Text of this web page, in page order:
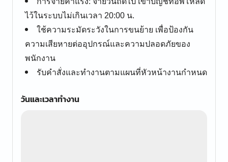
ไว้ในระบบไม่เกินเวลา 20:00 น.
ใช้ความระมัดระวังในการขนย้าย เพื่อป้องกัน
ความเสียหายต่ออุปกรณ์และความปลอดภัยของ
พนักงาน
รับคำสั่งและทำงานตามแผนที่หัวหน้างานกำหนด
วันและเวลาทำงาน